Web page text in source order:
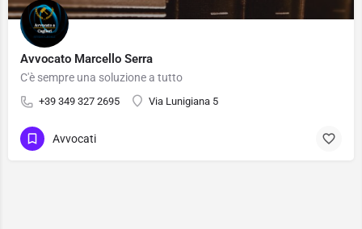
Avvocato Marcello Serra
C'è sempre una soluzione a tutto
+39 349 327 2695 Via Lunigiana 5
Avvocati